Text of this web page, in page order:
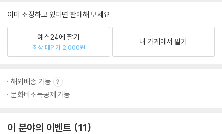
이미 소장하고 있다면 판매해 보세요.
예스24에 팔기
최상 매입가 2,000원
내 가게에서 팔기
해외배송 가능
문화비소득공제 가능
이 분야의 이벤트 11